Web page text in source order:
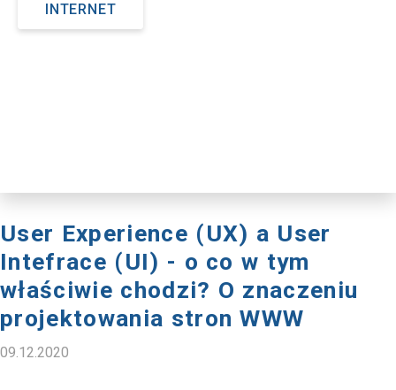
INTERNET
User Experience (UX) a User
Intefrace (UI) - o co w tym
właściwie chodzi? O znaczeniu
projektowania stron WWW
09.12.2020